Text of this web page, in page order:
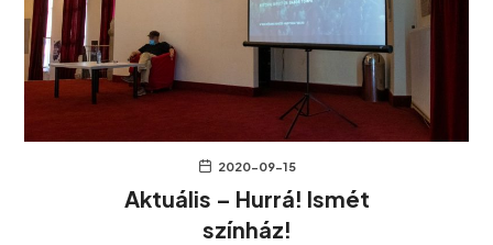
2020-09-15
Aktuális – Hurrá! Ismét
színház!